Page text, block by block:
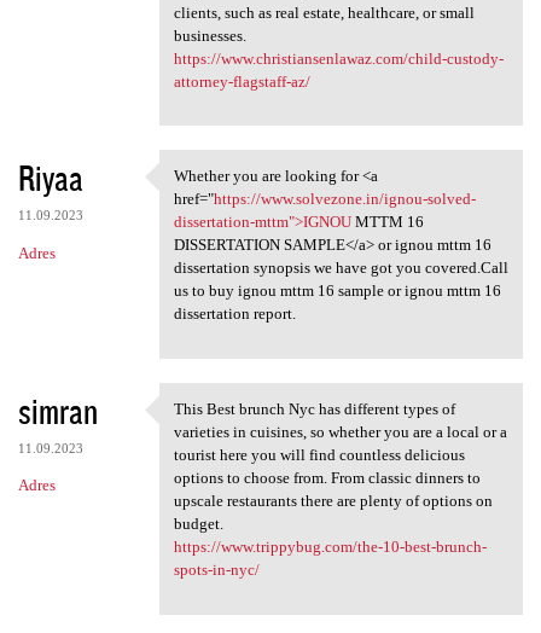
clients, such as real estate, healthcare, or small
businesses.
https://www.christiansenlawaz.com/child-custody-
attorney-flagstaff-az/
Riyaa
11.09.2023
Adres
Whether you are looking for
Whether you are looking for <a
href="https://www.solvezone.in/ignou-solved-
dissertation-mttm">IGNOUMTTM 16
DISSERTATION SAMPLE</a> or ignou mttm 16
dissertation synopsis we have got you covered.Call
us to buy ignou mttm 16 sample or ignou mttm 16
dissertation report.
simran
11.09.2023
Adres
This Best brunch Nyc has
This Best brunch Nyc has different types of
varieties in cuisines, so whether you are a local or a
tourist here you will find countless delicious
options to choose from. From classic dinners to
upscale restaurants there are plenty of options on
budget.
https://www.trippybug.com/the-10-best-brunch-
spots-in-nyc/